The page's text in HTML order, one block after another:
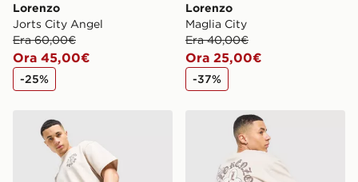
Lorenzo
Jorts City Angel
Era 60,00€
Ora 45,00€
-25%
Lorenzo
Maglia City
Era 40,00€
Ora 25,00€
-37%
Lorenzo Pantaloncino InsigniaLorenzo Maglia Insignia